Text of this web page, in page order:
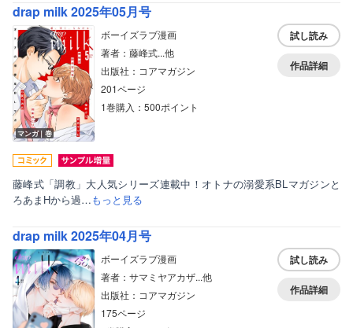
drap milk 2025年05月号
マンガ｜巻
ボーイズラブ漫画
著者：藤峰式...他
出版社：コアマガジン
201ページ
1巻購入：500ポイント
試し読み
作品詳細
藤峰式「調教」大人気シリーズ連載中！オトナの溺愛系BLマガジンと
ろあまHから過…もっと見る
drap milk 2025年04月号
ボーイズラブ漫画
著者：サマミヤアカザ...他
出版社：コアマガジン
175ページ
試し読み
作品詳細